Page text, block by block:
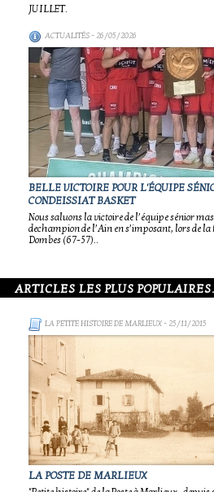
JUILLET.
ACTUALITÉS- 26/05/2026
BELLE VICTOIRE POUR L'ÉQUIPE
CONDEISSIAT BASKET
Nous saluons la victoire de l’équipe sénior
dechampion de l’Ain en s’imposant, lors de la
Dombes (67-57)..
ARTICLES LES PLUS
LA PETITE HISTOIRE DE MARLIEUX- 25/11/2015
LA POSTE DE MARLIEUX